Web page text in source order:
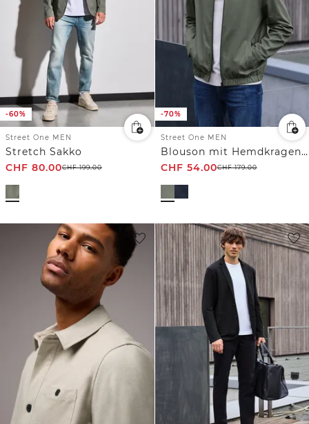
-60%
Street One MEN
Stretch Sakko
CHF 80.00CHF199.00
-70%
Street One MEN
Blouson mit Hemdkragen und Zipper
CHF 54.00CHF179.00